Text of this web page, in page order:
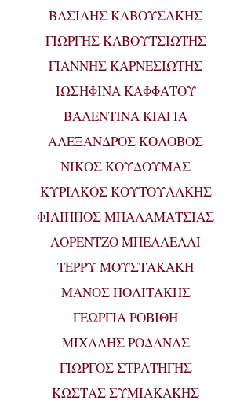
ΒΑΣΙΛΗΣ ΚΑΒΟΥΣΑΚΗΣ
ΓΙΩΡΓΗΣ ΚΑΒΟΥΤΣΙΩΤΗΣ
ΓΙΑΝΝΗΣ ΚΑΡΝΕΣΙΩΤΗΣ
ΙΩΣΗΦΙΝΑ ΚΑΦΦΑΤΟΥ
ΒΑΛΕΝΤΙΝΑ ΚΙΑΓΙΑ
ΑΛΕΞΑΝΔΡΟΣ ΚΟΛΟΒΟΣ
ΝΙΚΟΣ ΚΟΥΔΟΥΜΑΣ
ΚΥΡΙΑΚΟΣ ΚΟΥΤΟΥΛΑΚΗΣ
ΦΙΛΙΠΠΟΣ ΜΠΑΛΑΜΑΤΣΙΑΣ
ΛΟΡΕΝΤΖΟ ΜΠΕΛΛΕΛΛΙ
ΤΕΡΡΥ ΜΟΥΣΤΑΚΑΚΗ
ΜΑΝΟΣ ΠΟΛΙΤΑΚΗΣ
ΓΕΩΡΓΙΑ ΡΟΒΙΘΗ
ΜΙΧΑΛΗΣ ΡΟΔΑΝΑΣ
ΓΙΩΡΓΟΣ ΣΤΡΑΤΗΓΗΣ
ΚΩΣΤΑΣ ΣΥΜΙΑΚΑΚΗΣ